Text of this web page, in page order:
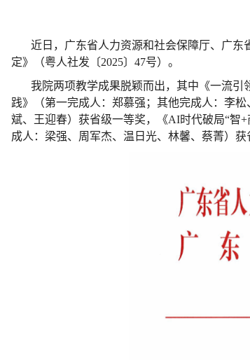
近日，广东省人力资源和社会保障厅、广
定》（粤人社发〔2025〕47号）。
我院两项教学成果脱颖而出，其中《一流
践》（第一完成人：郑慕强；其他完成人：李
斌、王迎春）获省级一等奖，《AI时代破局“智
成人：梁强、周军杰、温日光、林馨、蔡菁）获